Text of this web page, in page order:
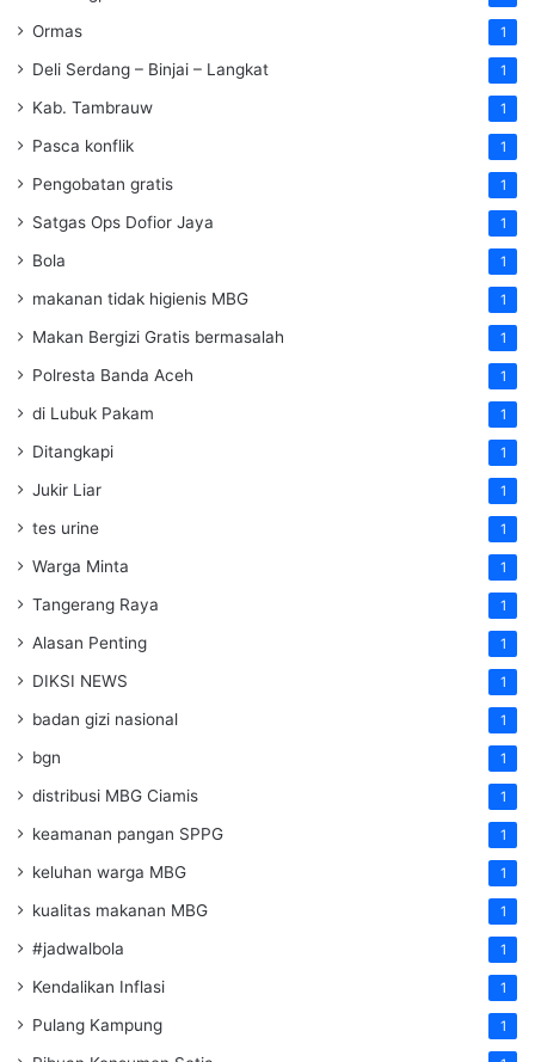
Ormas 1
Deli Serdang – Binjai – Langkat 1
Kab. Tambrauw 1
Pasca konflik 1
Pengobatan gratis 1
Satgas Ops Dofior Jaya 1
Bola 1
makanan tidak higienis MBG 1
Makan Bergizi Gratis bermasalah 1
Polresta Banda Aceh 1
di Lubuk Pakam 1
Ditangkapi 1
Jukir Liar 1
tes urine 1
Warga Minta 1
Tangerang Raya 1
Alasan Penting 1
DIKSI NEWS 1
badan gizi nasional 1
bgn 1
distribusi MBG Ciamis 1
keamanan pangan SPPG 1
keluhan warga MBG 1
kualitas makanan MBG 1
#jadwalbola 1
Kendalikan Inflasi 1
Pulang Kampung 1